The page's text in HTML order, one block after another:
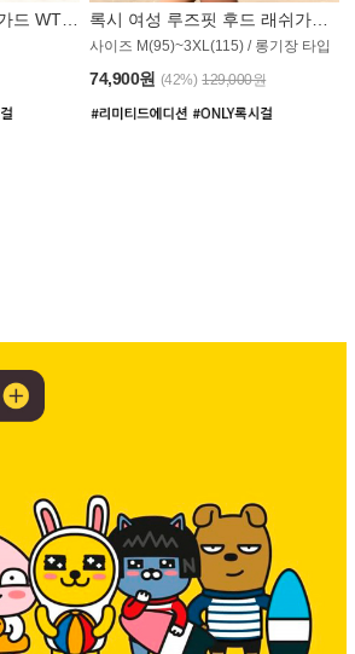
사이즈 M(95)~3XL(115) / 롱기장 타입
74,900원 (42%) 129,000원